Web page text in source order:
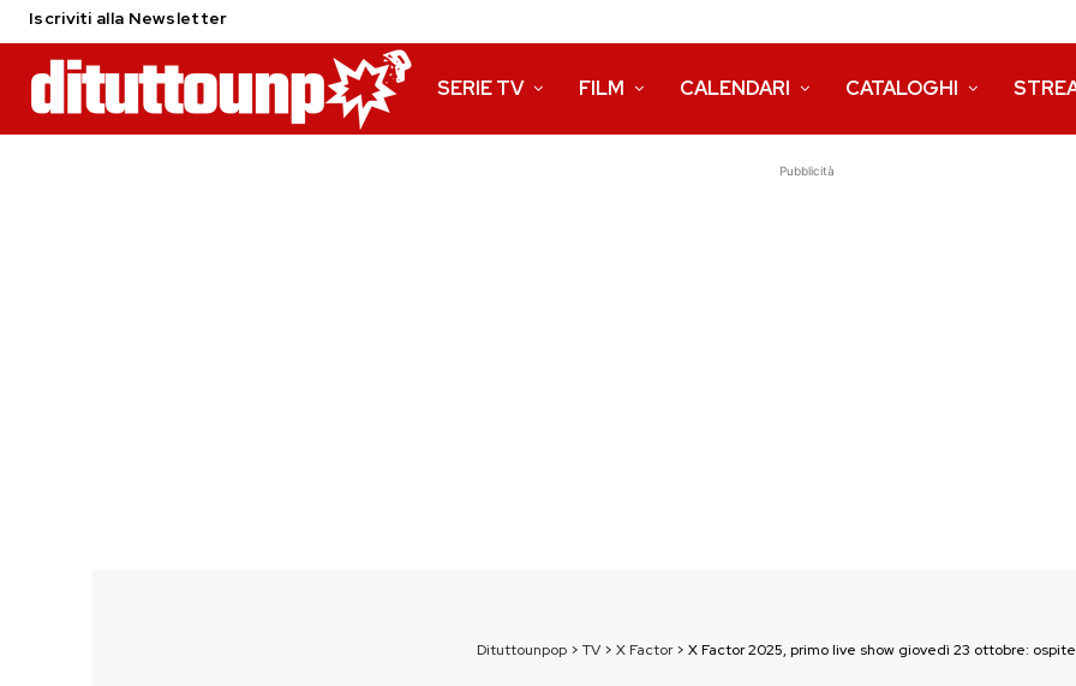
Iscriviti alla Newsletter
SERIE TV FILM CALENDARI CATALOGHI
Pubblicità
Dituttounpop> TV> X Factor> X Factor 2025, primo live show giovedì 23 ottobre: